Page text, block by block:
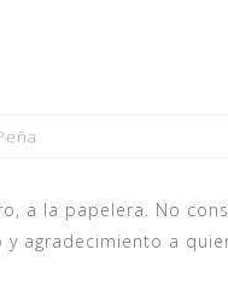
a la papelera. No
agradecimiento a